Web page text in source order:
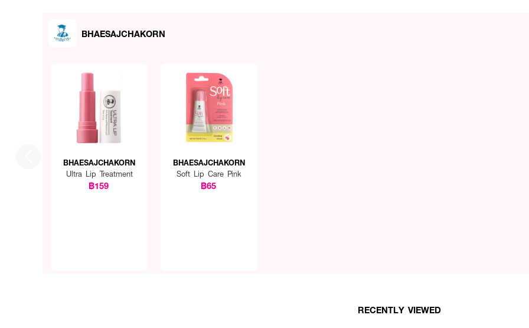
BHAESAJCHAKORN
BHAESAJCHAKORN
Ultra Lip Treatment
฿159
BHAESAJCHAKORN
Soft Lip Care Pink
฿65
RECENTLY VIEWED